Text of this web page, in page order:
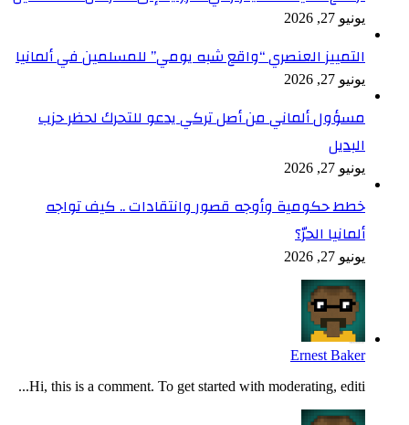
يونيو 27, 2026
التمييز العنصري “واقع شبه يومي” للمسلمين في ألمانيا
يونيو 27, 2026
مسؤول ألماني من أصل تركي يدعو للتحرك لحظر حزب
البديل
يونيو 27, 2026
خطط حكومية وأوجه قصور وانتقادات .. كيف تواجه
ألمانيا الحرّ؟
يونيو 27, 2026
Ernest Baker
Hi, this is a comment. To get started with moderating, editi...